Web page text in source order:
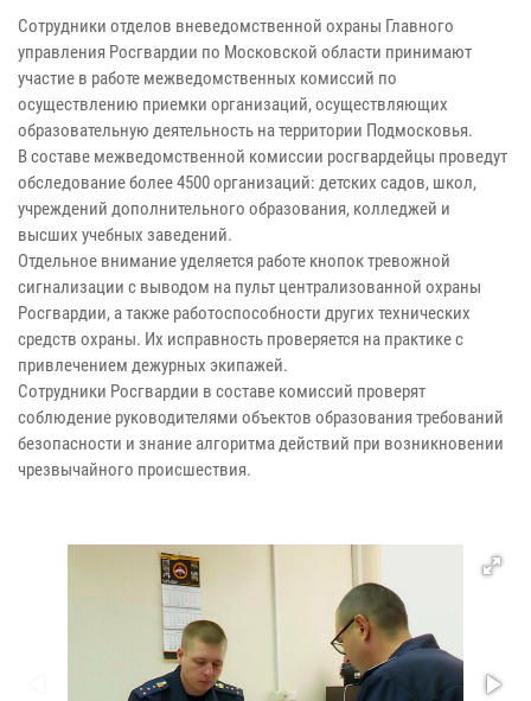
Сотрудники отделов вневедомственной охраны Главного
управления Росгвардии по Московской области принимают
участие в работе межведомственных комиссий по
осуществлению приемки организаций, осуществляющих
образовательную деятельность на территории Подмосковья.
В составе межведомственной комиссии росгвардейцы проведут
обследование более 4500 организаций: детских садов, школ,
учреждений дополнительного образования, колледжей и
высших учебных заведений.
Отдельное внимание уделяется работе кнопок тревожной
сигнализации с выводом на пульт централизованной охраны
Росгвардии, а также работоспособности других технических
средств охраны. Их исправность проверяется на практике с
привлечением дежурных экипажей.
Сотрудники Росгвардии в составе комиссий проверят
соблюдение руководителями объектов образования требований
безопасности и знание алгоритма действий при возникновении
чрезвычайного происшествия.